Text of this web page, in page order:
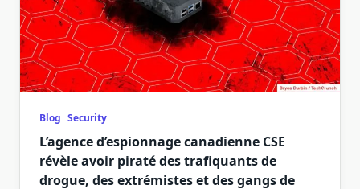
Blog Security
L’agence d’espionnage canadienne CSE
révèle avoir piraté des trafiquants de
drogue, des extrémistes et des gangs de